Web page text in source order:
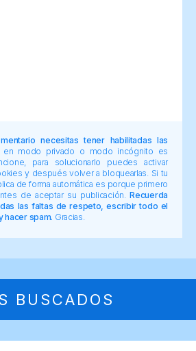
necesitas tener habilitadas las
en modo privado o modo incógnito es
para solucionarlo puedes activar
y después volver a bloquearlas. Si tu
de forma automática es porque primero
de aceptar su publicación.Recuerda
las faltas de respeto, escribir todo el
hacer spam. Gracias.
BUSCADOS